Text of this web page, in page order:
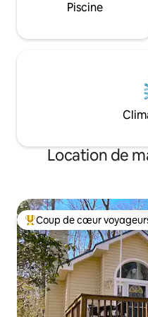
plus, une EXPÉRIENCE
voyageurs afin de faire de
Piscine
Location de
Coups de cœur
Coup de cœur